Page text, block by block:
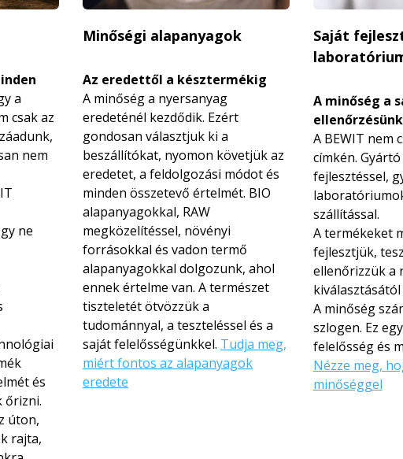
a
csak az
nem
ne
és
őrizni.
úton,
rajta,
Minőségi alapanyagok
Az eredettől a késztermékig
A minőség a nyersanyag
eredeténél kezdődik. Ezért
gondosan választjuk ki a
beszállítókat, nyomon követjük az
eredetet, a feldolgozási módot és
minden összetevő értelmét. BIO
alapanyagokkal, RAW
megközelítéssel, növényi
forrásokkal és vadon termő
alapanyagokkal dolgozunk, ahol
ennek értelme van. A természet
tiszteletét ötvözzük a
tudománnyal, a teszteléssel és a
saját felelősségünkkel. Tudja meg,
miért fontos az alapanyagok
eredete
Saját
A minőség a
A BEWIT nem
címkén.
fejlesztéssel,
szállítással.
A termékeket
fejlesztjük,
ellenőrizzük a
A minőség
szlogen. Ez
felelősség és
Nézze meg,
minőséggel